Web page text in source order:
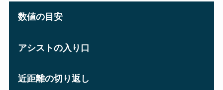
数値の目安
アシストの入り口
近距離の切り返し